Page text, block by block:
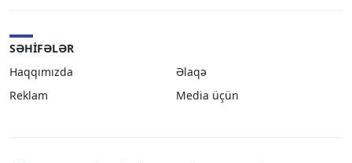
SƏHIFƏLƏR
Haqqımızda
Əlaqə
Reklam
Media üçün